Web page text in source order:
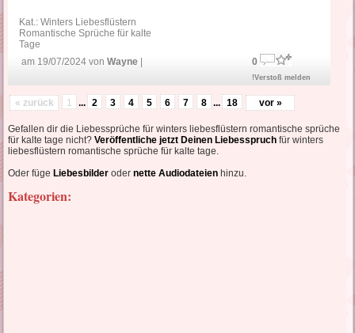
Kat.:Winters Liebesflüstern
Romantische Sprüche für kalte
Tage
am 19/07/2024 vonWayne 0
!Verstoß melden
« zurück 1 ... 2 3 4 5 6 7 8 ... 18 vor »
Gefallen dir die Liebessprüche für winters liebesflüstern romantische sprüche
für kalte tage nicht?Veröffentliche jetzt Deinen Liebesspruch für winters
liebesflüstern romantische sprüche für kalte tage.
Oder füge Liebesbilder odernette Audiodateien hinzu.
Kategorien: